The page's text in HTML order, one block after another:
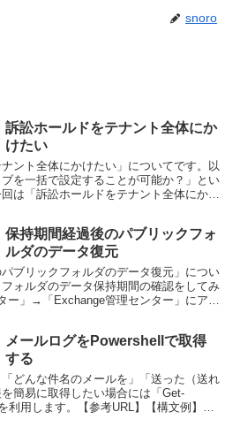
snoro
訴訟ホールドをテナント全体にか
けたい
ント全体にかけたい」についてです。以
を一括で設定することが可能か？」とい
は「訴訟ホールドをテナント全体にかけ
保持期間経過後のパブリックフォ
ルダのデータ復元
ブリックフォルダのデータ復元」につい
ォルダのデータ保持期間の確認をしてみ
ー」→「Exchange管理センター」にアク
メールログをPowershellで取得
する
「どんな件名のメールを」「送った（送れ
簡易に取得したい場合には「Get-
利用します。【参考URL】【構文例】